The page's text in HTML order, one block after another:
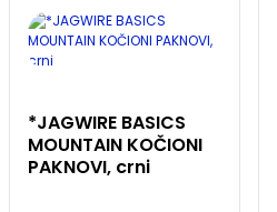
*JAGWIRE BASICS
MOUNTAIN KOČIONI
PAKNOVI, crni